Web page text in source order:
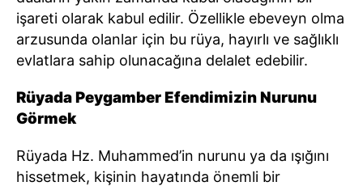
işareti olarak kabul edilir. Özellikle ebeveyn olma
arzusunda olanlar için bu rüya, hayırlı ve sağlıklı
evlatlara sahip olunacağına delalet edebilir.
Rüyada Peygamber Efendimizin Nurunu
Görmek
Rüyada Hz. Muhammed’in nurunu ya da ışığını
hissetmek, kişinin hayatında önemli bir